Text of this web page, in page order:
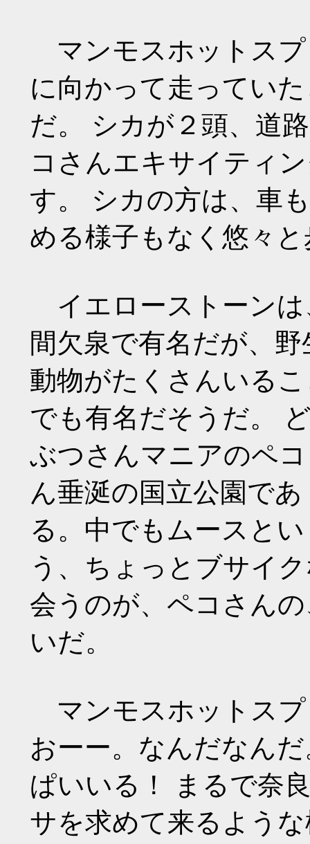
マンモスホットスプ
に向かって走ってい
だ。 シカが２頭、道
コさんエキサイティ
す。 シカの方は、車
める様子もなく悠々
イエローストーンは
間欠泉で有名だが、野
動物がたくさんいる
でも有名だそうだ。
ぶつさんマニアのペ
ん垂涎の国立公園であ
る。中でもムースとい
う、ちょっとブサイ
会うのが、ペコさん
いだ。
マンモスホットスプ
おーー。なんだなん
ぱいいる！ まるで奈
サを求めて来るよう